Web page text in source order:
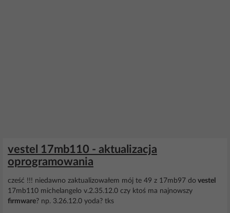
vestel 17mb110 - aktualizacja
oprogramowania
cześć !!! niedawno zaktualizowałem mój te 49 z 17mb97 do vestel
17mb110 michelangelo v.2.35.12.0 czy ktoś ma najnowszy
firmware? np. 3.26.12.0 yoda? tks